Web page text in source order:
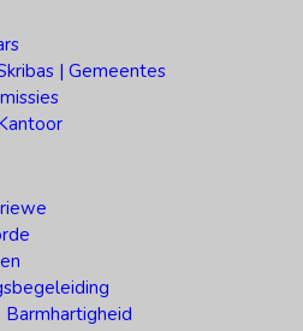
| Gemeentes
Barmhartigheid